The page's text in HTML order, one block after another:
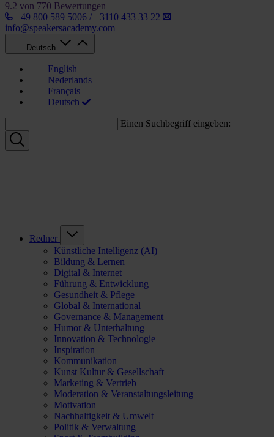
9.2 von 770 Bewertungen
+49 800 589 5006 / +3110 433 33 22
info@speakersacademy.com
Deutsch
English
Nederlands
Français
Deutsch
Einen Suchbegriff eingeben:
Redner
Künstliche Intelligenz (AI)
Bildung & Lernen
Digital & Internet
Führung & Entwicklung
Gesundheit & Pflege
Global & International
Governance & Management
Humor & Unterhaltung
Innovation & Technologie
Inspiration
Kommunikation
Kunst Kultur & Gesellschaft
Marketing & Vertrieb
Moderation & Veranstaltungsleitung
Motivation
Nachhaltigkeit & Umwelt
Politik & Verwaltung